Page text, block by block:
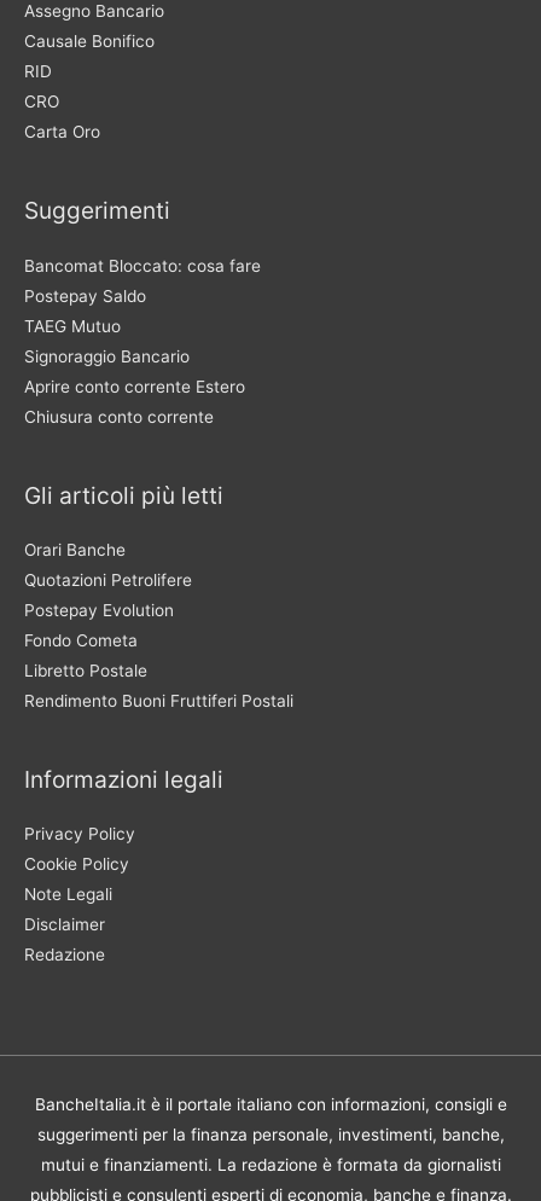
Assegno Bancario
Causale Bonifico
RID
CRO
Carta Oro
Suggerimenti
Bancomat Bloccato: cosa fare
Postepay Saldo
TAEG Mutuo
Signoraggio Bancario
Aprire conto corrente Estero
Chiusura conto corrente
Gli articoli più letti
Orari Banche
Quotazioni Petrolifere
Postepay Evolution
Fondo Cometa
Libretto Postale
Rendimento Buoni Fruttiferi Postali
Informazioni legali
Privacy Policy
Cookie Policy
Note Legali
Disclaimer
Redazione
BancheItalia.it è il portale italiano con informazioni, consigli e
suggerimenti per la finanza personale, investimenti, banche,
mutui e finanziamenti. La redazione è formata da giornalisti
pubblicisti e consulenti esperti di economia, banche e finanza.